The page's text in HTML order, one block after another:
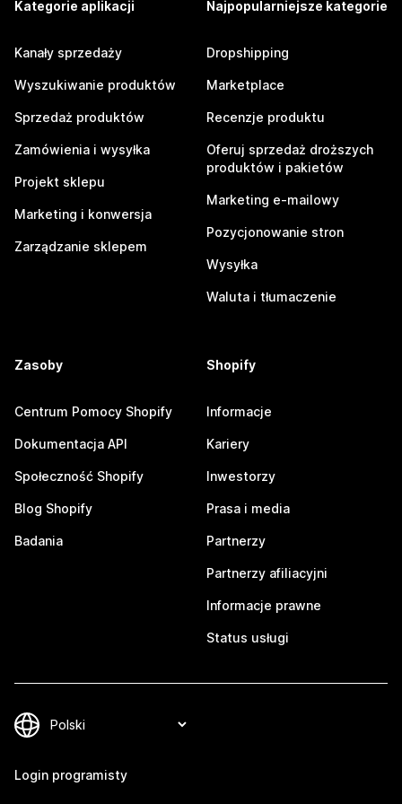
Kategorie aplikacji
Kanały sprzedaży
Wyszukiwanie produktów
Sprzedaż produktów
Zamówienia i wysyłka
Projekt sklepu
Marketing i konwersja
Zarządzanie sklepem
Najpopularniejsze kategorie
Dropshipping
Marketplace
Recenzje produktu
Oferuj sprzedaż droższych
produktów i pakietów
Marketing e-mailowy
Pozycjonowanie stron
Wysyłka
Waluta i tłumaczenie
Zasoby
Centrum Pomocy Shopify
Dokumentacja API
Społeczność Shopify
Blog Shopify
Badania
Shopify
Informacje
Kariery
Inwestorzy
Prasa i media
Partnerzy
Partnerzy afiliacyjni
Informacje prawne
Status usługi
Login programisty